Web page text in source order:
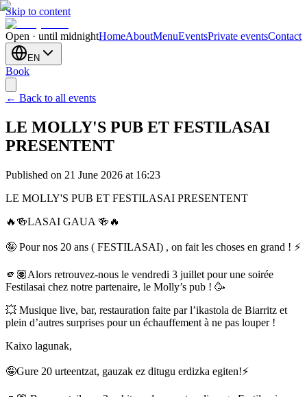
Skip to content
Open · until midnightHomeAboutMenuEventsPrivate eventsContact
EN
Book
← Back to all events
LE MOLLY'S PUB ET FESTILASAI
PRESENTENT
Published on 21 June 2026 at 16:23
LE MOLLY'S PUB ET FESTILASAI PRESENTENT
🔥🍻LASAI GAUA 🍻🔥
🤪 Pour nos 20 ans ( FESTILASAI) , on fait les choses en grand ! ⚡️
🫵🏽Alors retrouvez-nous le vendredi 3 juillet pour une soirée
Festilasai chez notre partenaire, le Molly’s pub ! 🥳
💥 Musique live, bar, restauration faite par l’ikastola de Biarritz et
plein d’autres surprises pour un échauffement à ne pas louper !
Kaixo lagunak,
🤪Gure 20 urteentzat, gauzak ez ditugu erdizka egiten!⚡️